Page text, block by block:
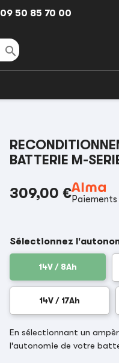
09 50 85 70 00

BATTERIE M-
309,00 €
Sélectionnez
14V / 8Ah
14V / 17Ah
En sélectionnant un
l’autonomie de votre